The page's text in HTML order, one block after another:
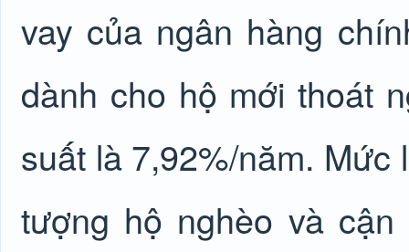
vay của ngân hàng
dành cho hộ mới thoát
suất là 7,92%/năm.
tượng hộ nghèo và